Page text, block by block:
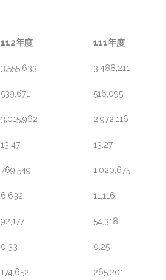
112年度 111年度
3,555,633 3,488,211
539,671 516,095
3,015,962 2,972,116
13.47 13.27
769,549 1,020,675
6,632 11,116
92,177 54,318
0.33 0.25
174,652 265,201